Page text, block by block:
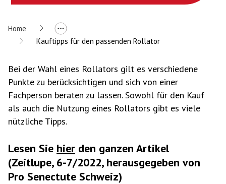
Home
Kauftipps für den passenden Rollator
Bei der Wahl eines Rollators gilt es verschiedene
Punkte zu berücksichtigen und sich von einer
Fachperson beraten zu lassen. Sowohl für den Kauf
als auch die Nutzung eines Rollators gibt es viele
nützliche Tipps.
Lesen Sie hier den ganzen Artikel
(Zeitlupe, 6-7/2022, herausgegeben von
Pro Senectute Schweiz)